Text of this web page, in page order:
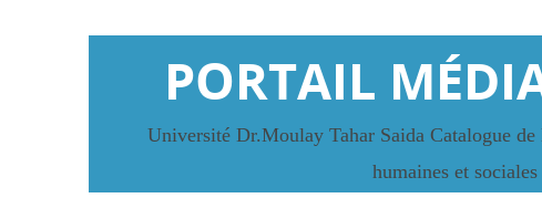
PORTAIL
Université Dr.Moulay Tahar Saida Catalogue
humaines et sociales